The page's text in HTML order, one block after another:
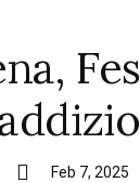
Feb 7, 2025